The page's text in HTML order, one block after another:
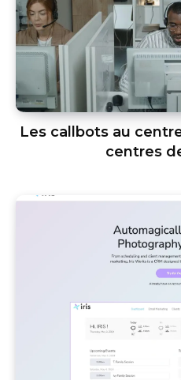
Les callbots au
centres